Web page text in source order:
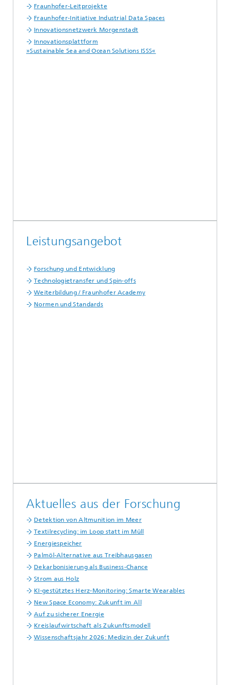
Fraunhofer-Leitprojekte
Fraunhofer-Initiative Industrial Data Spaces
Innovationsnetzwerk Morgenstadt
Innovationsplattform
»Sustainable Sea and Ocean Solutions ISSS«
Leistungsangebot
Forschung und Entwicklung
Technologietransfer und Spin-offs
Weiterbildung / Fraunhofer Academy
Normen und Standards
Aktuelles aus der Forschung
Detektion von Altmunition im Meer
Textilrecycling: im Loop statt im Müll
Energiespeicher
Palmöl-Alternative aus Treibhausgasen
Dekarbonisierung als Business-Chance
Strom aus Holz
KI-gestütztes Herz-Monitoring: Smarte Wearables
New Space Economy: Zukunft im All
Auf zu sicherer Energie
Kreislaufwirtschaft als Zukunftsmodell
Wissenschaftsjahr 2026: Medizin der Zukunft